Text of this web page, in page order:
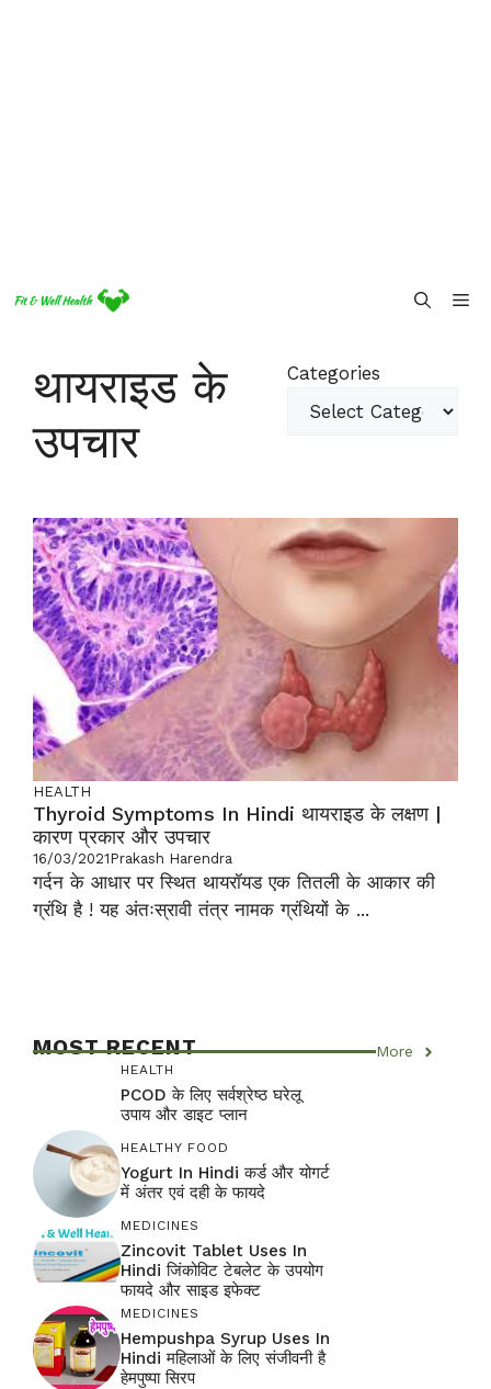
थायराइड के
उपचार
Categories
HEALTH
Thyroid Symptoms In Hindi थायराइड के लक्षण |
कारण प्रकार और उपचार
16/03/2021Prakash Harendra
गर्दन के आधार पर स्थित थायरॉयड एक तितली के आकार की
ग्रंथि है ! यह अंतःस्रावी तंत्र नामक ग्रंथियों के ...
MOST RECENT More
HEALTH
PCOD के लिए सर्वश्रेष्ठ घरेलू
उपाय और डाइट प्लान
HEALTHY FOOD
Yogurt In Hindi कर्ड और योगर्ट
में अंतर एवं दही के फायदे
MEDICINES
Zincovit Tablet Uses In
Hindi जिंकोविट टेबलेट के उपयोग
फायदे और साइड इफेक्ट
MEDICINES
Hempushpa Syrup Uses In
Hindi महिलाओं के लिए संजीवनी है
हेमपुष्पा सिरप